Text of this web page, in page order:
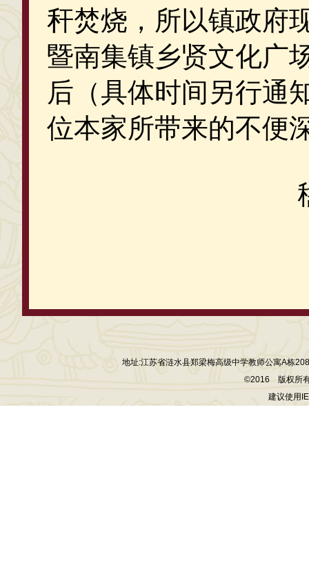
秆焚烧，所以镇政府
暨南集镇乡贤文化广
后（具体时间另行通
位本家所带来的不便
地址:江苏省涟水县郑梁梅高级中学教师公寓A栋
©2016 版权所
建议使用